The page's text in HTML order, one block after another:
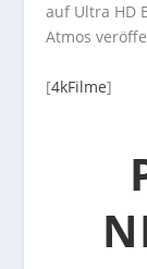
auf Ultra HD
Atmos
[4kFilme]